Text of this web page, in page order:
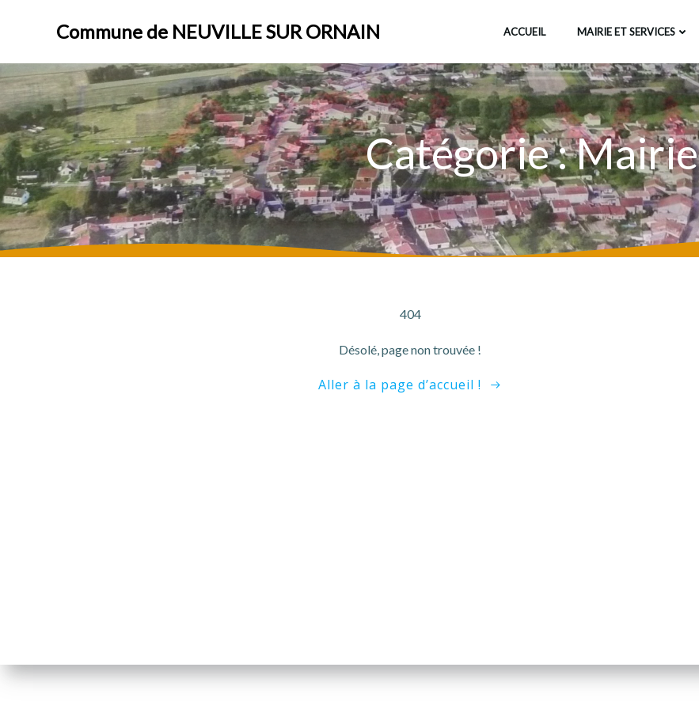
Commune de NEUVILLE SUR ORNAIN ACCUEIL MAIRIE ET SERVICES
Catégorie :Mairie
404
Désolé, page non trouvée !
Aller à la page d’accueil !